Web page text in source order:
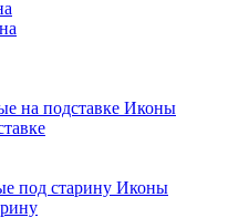
Иконы
Иконы